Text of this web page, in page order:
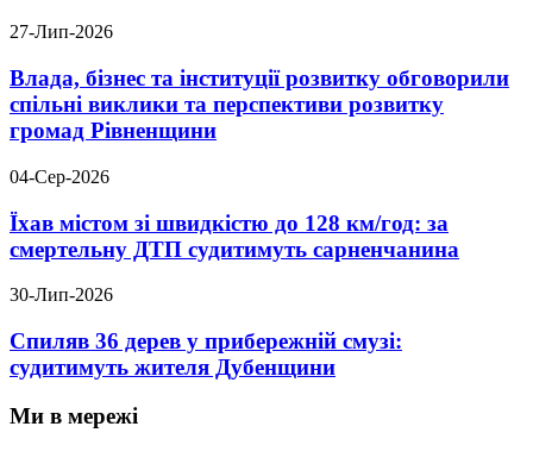
27-Лип-2026
Влада, бізнес та інституції розвитку обговорили
спільні виклики та перспективи розвитку
громад Рівненщини
04-Сер-2026
Їхав містом зі швидкістю до 128 км/год: за
смертельну ДТП судитимуть сарненчанина
30-Лип-2026
Спиляв 36 дерев у прибережній смузі:
судитимуть жителя Дубенщини
Ми в мережі